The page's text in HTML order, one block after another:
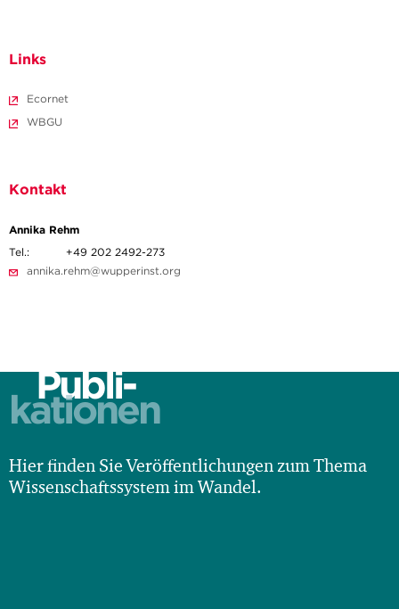
Links
Ecornet
WBGU
Kontakt
Annika Rehm
Tel.:
+49 202 2492-273
annika.rehm@wupperinst.org
Publi-
kationen
Hier finden Sie Veröffentlichungen zum Thema
Wissenschaftssystem im Wandel.